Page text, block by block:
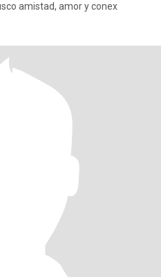
amistad, amor y conex